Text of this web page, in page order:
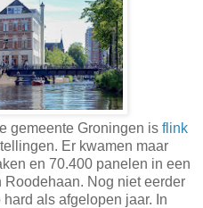
gemeente Groningen is flink
Er kwamen maar
en 70.400 panelen in een
Nog niet eerder
als afgelopen jaar. In